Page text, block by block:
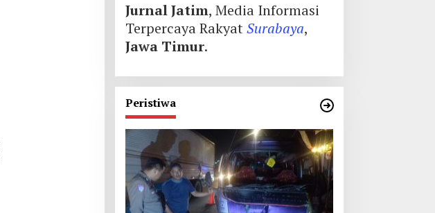
Jurnal Jatim, Media Informasi
Terpercaya RakyatSurabaya,
Jawa Timur.
Peristiwa